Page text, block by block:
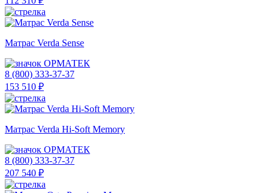
Матрас Verda Sense
ОРМАТЕК
8 (800) 333-37-37
153 510 ₽
Матрас Verda Hi-Soft Memory
ОРМАТЕК
8 (800) 333-37-37
207 540 ₽